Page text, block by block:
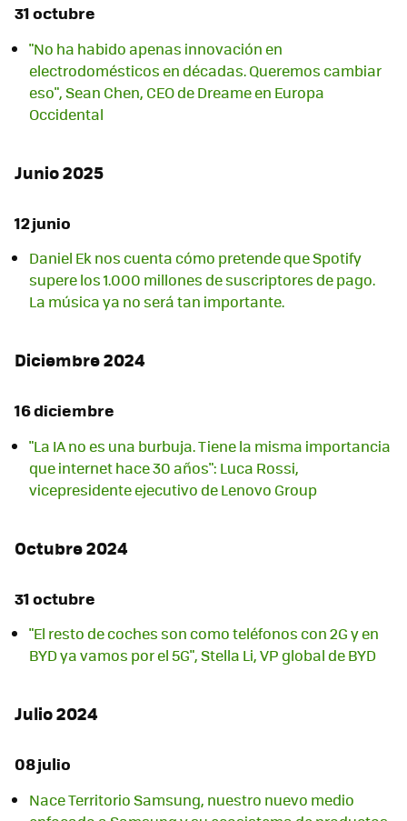
31 octubre
"No ha habido apenas innovación en
electrodomésticos en décadas. Queremos cambiar
eso", Sean Chen, CEO de Dreame en Europa
Occidental
Junio 2025
12 junio
Daniel Ek nos cuenta cómo pretende que Spotify
supere los 1.000 millones de suscriptores de pago.
La música ya no será tan importante.
Diciembre 2024
16 diciembre
"La IA no es una burbuja. Tiene la misma importancia
que internet hace 30 años": Luca Rossi,
vicepresidente ejecutivo de Lenovo Group
Octubre 2024
31 octubre
"El resto de coches son como teléfonos con 2G y en
BYD ya vamos por el 5G", Stella Li, VP global de BYD
Julio 2024
08 julio
Nace Territorio Samsung, nuestro nuevo medio